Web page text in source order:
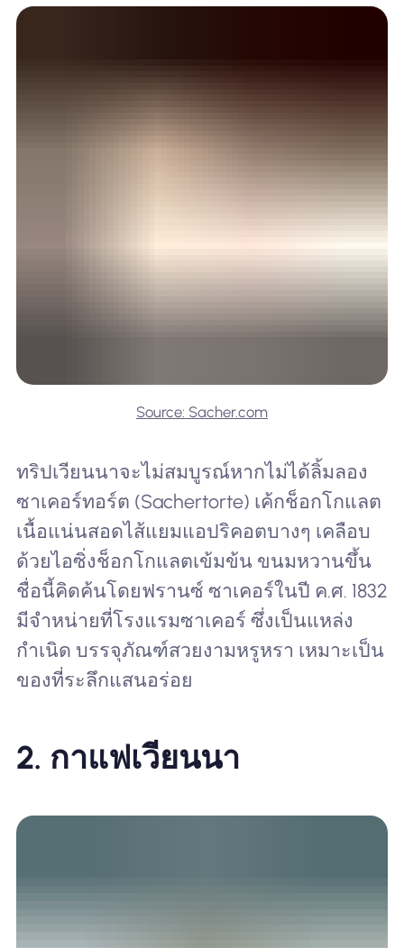
Source: Sacher.com
ทริปเวียนนาจะไม่สมบูรณ์หากไม่ได้ลิ้มลอง
ซาเคอร์ทอร์ต (Sachertorte) เค้กช็อกโกแลต
เนื้อแน่นสอดไส้แยมแอปริคอตบางๆ เคลือบ
ด้วยไอซิ่งช็อกโกแลตเข้มข้น ขนมหวานขึ้น
ชื่อนี้คิดค้นโดยฟรานซ์ ซาเคอร์ในปี ค.ศ. 1832
มีจำหน่ายที่โรงแรมซาเคอร์ ซึ่งเป็นแหล่ง
กำเนิด บรรจุภัณฑ์สวยงามหรูหรา เหมาะเป็น
ของที่ระลึกแสนอร่อย
2. กาแฟเวียนนา